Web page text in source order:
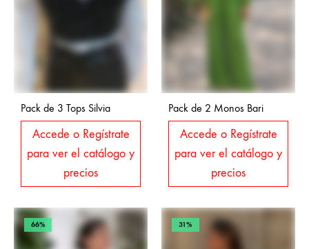
Pack de 3 Tops Silvia
Accede o Regístrate
para ver el catálogo y
precios
Pack de 2 Monos Bari
Accede o Regístrate
para ver el catálogo y
precios
66% 31%